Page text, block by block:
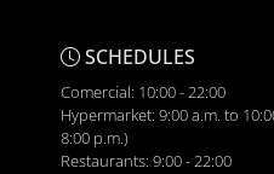
SCHEDULES
Comercial: 10:00 - 22:00
Hypermarket: 9:00 a.m. to
8:00 p.m.)
Restaurants: 9:00 - 22:00